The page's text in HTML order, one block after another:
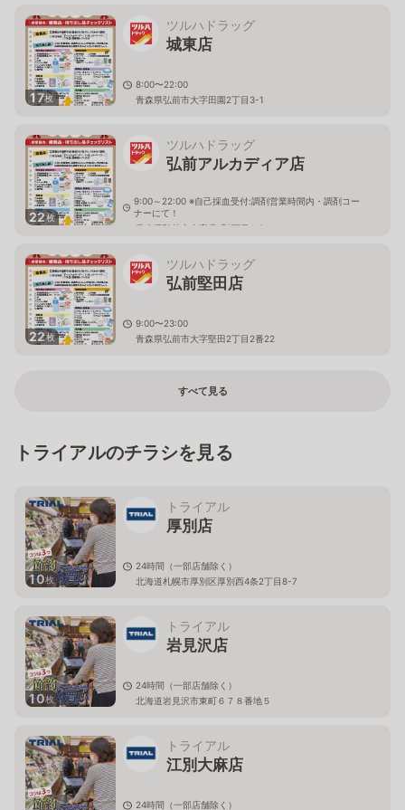
17枚
ツルハドラッグ
城東店
8:00〜22:00
青森県弘前市大字田園2丁目3-1
22枚
ツルハドラッグ
弘前アルカディア店
9:00～22:00 ※自己採血受付:調剤営業時間内・調剤コー
ナーにて！
青森県弘前市大字扇町3丁目1-2
22枚
ツルハドラッグ
弘前堅田店
9:00〜23:00
青森県弘前市大字堅田2丁目2番22
すべて見る
トライアルのチラシを見る
10枚
トライアル
厚別店
24時間（一部店舗除く）
北海道札幌市厚別区厚別西4条2丁目8-7
10枚
トライアル
岩見沢店
24時間（一部店舗除く）
北海道岩見沢市東町６７８番地５
トライアル
江別大麻店
24時間（一部店舗除く）